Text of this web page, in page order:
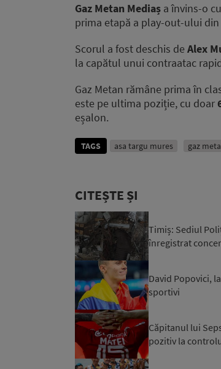
Gaz Metan Mediaș a învins-o cu
prima etapă a play-out-ului din
Scorul a fost deschis de Alex
la capătul unui contraatac
Gaz Metan rămâne prima în
este pe ultima poziție, cu doar
eșalon.
TAGS asa targu mures gaz
CITEȘTE ȘI
Timiș: Sediul
înregistrat
David Popovici,
sportivi
Căpitanul lui
pozitiv la